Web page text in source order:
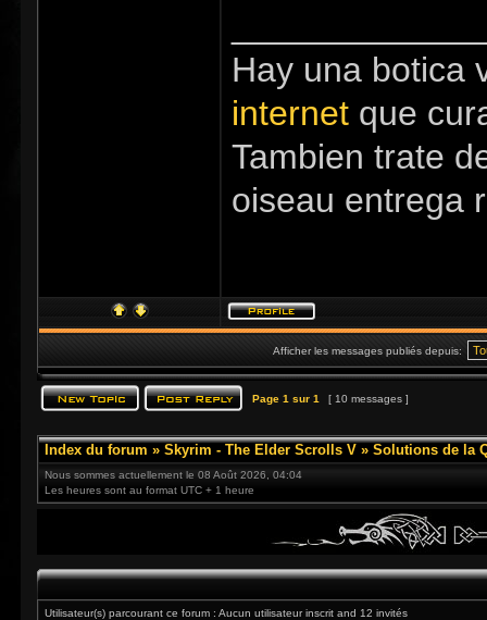
Hay una botica
internet que
Tambien trate
oiseau entrega
Afficher les messages publiés depuis:
Page 1 sur 1 [ 10 messages ]
Index du forum » Skyrim - The Elder Scrolls V » Solutions de la
Nous sommes actuellement le 08 Août 2026, 04:04
Les heures sont au format UTC + 1 heure
Utilisateur(s) parcourant ce forum : Aucun utilisateur inscrit and 12 invités